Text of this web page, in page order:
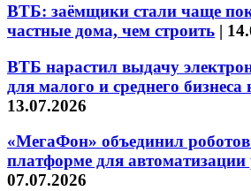
ВТБ: заёмщики стали чаще
частные дома, чем строить |
ВТБ нарастил выдачу
для малого и среднего бизнеса
13.07.2026
«МегаФон» объединил роботов
платформе для
07.07.2026